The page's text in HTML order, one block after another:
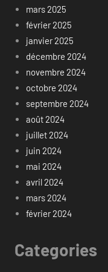
mars 2025
février 2025
janvier 2025
décembre 2024
novembre 2024
octobre 2024
septembre 2024
août 2024
juillet 2024
juin 2024
mai 2024
avril 2024
mars 2024
février 2024
Categories